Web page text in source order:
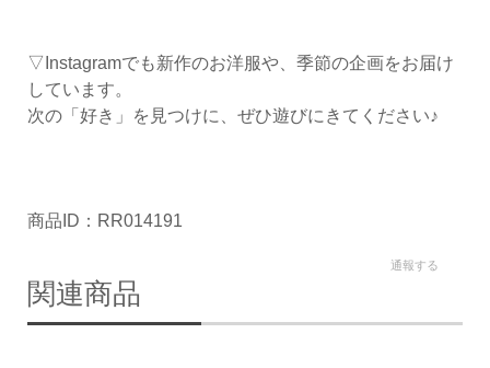
▽Instagramでも新作のお洋服や、季節の企画をお届け
しています。
次の「好き」を見つけに、ぜひ遊びにきてください♪
商品ID：RR014191
通報する
関連商品